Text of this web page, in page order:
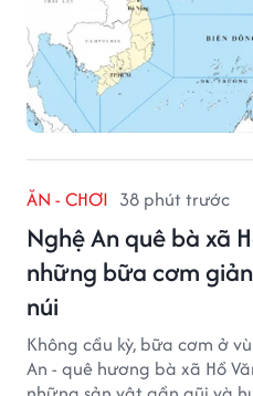
ĂN - CHƠI 38 phút trước
Nghệ An quê bà xã
những bữa cơm
núi
Không cầu kỳ, bữa cơm ở
An - quê hương bà xã Hồ